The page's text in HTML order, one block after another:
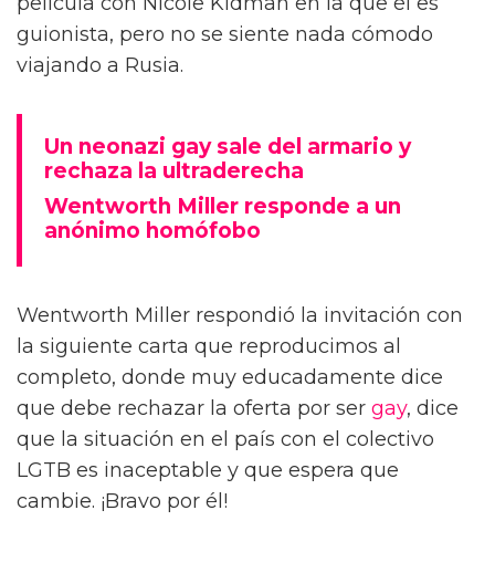
guionista, pero no se siente nada cómodo
viajando a Rusia.
Un neonazi gay sale del armario y
rechaza la ultraderecha
Wentworth Miller responde a un
anónimo homófobo
Wentworth Miller respondió la invitación con
la siguiente carta que reproducimos al
completo, donde muy educadamente dice
que debe rechazar la oferta por ser gay, dice
que la situación en el país con el colectivo
LGTB es inaceptable y que espera que
cambie. ¡Bravo por él!